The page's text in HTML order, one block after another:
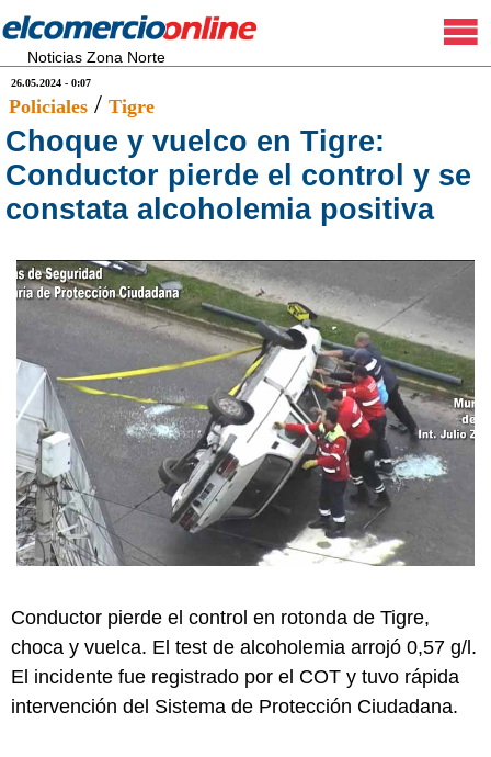
Noticias Zona Norte
26.05.2024 - 0:07
Policiales / Tigre
Choque y vuelco en Tigre:
Conductor pierde el control y se
constata alcoholemia positiva
Conductor pierde el control en rotonda de Tigre,
choca y vuelca. El test de alcoholemia arrojó 0,57 g/l.
El incidente fue registrado por el COT y tuvo rápida
intervención del Sistema de Protección Ciudadana.